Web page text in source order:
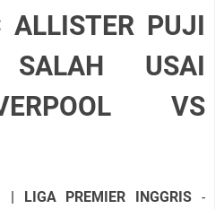
ALLISTER PUJI
SALAH USAI
VS
| LIGA PREMIER INGGRIS -